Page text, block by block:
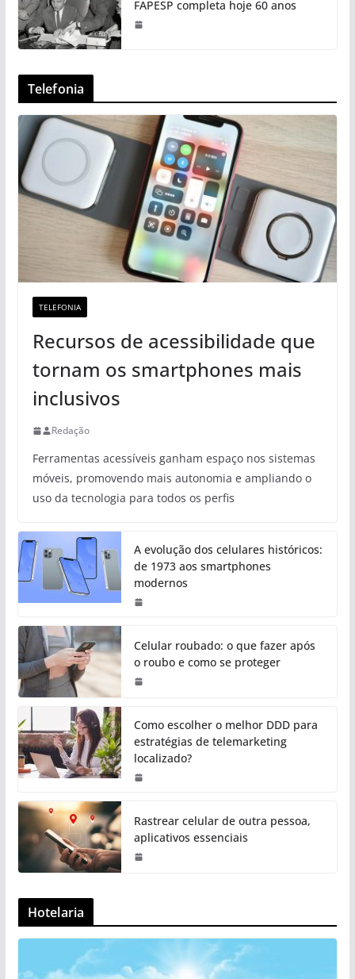
FAPESP completa hoje 60 anos
Telefonia
TELEFONIA
Recursos de acessibilidade que
tornam os smartphones mais
inclusivos
Redação
Ferramentas acessíveis ganham espaço nos sistemas
móveis, promovendo mais autonomia e ampliando o
uso da tecnologia para todos os perfis
A evolução dos celulares históricos:
de 1973 aos smartphones
modernos
Celular roubado: o que fazer após
o roubo e como se proteger
Como escolher o melhor DDD para
estratégias de telemarketing
localizado?
Rastrear celular de outra pessoa,
aplicativos essenciais
Hotelaria